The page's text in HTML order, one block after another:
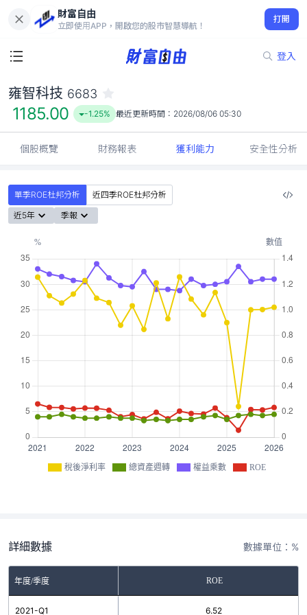
財富自由
立即使用APP，開啟您的股市智慧導航！
打開
登入
1185.00
-1.25%
雍智科技 6683
1185.00 -1.25% 最近更新時間： 2026/08/06 05:30
個股概覽 財務報表 獲利能力 安全性分析
單季ROE杜邦分析
近四季ROE杜邦分析
近5年
季報
稅後淨利率 總資產週轉 權益乘數 ROE
詳細數據 數據單位：%
年度/季度 ROE
2021-Q1 6.52